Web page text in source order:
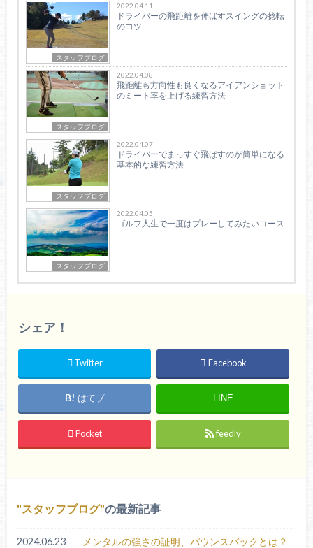
スタッフブログ
2022.04.11
ドライバーの飛距離を伸ばすスイングの捻転
のコツ
スタッフブログ
2022.04.08
飛距離も方向性も良くなるアイアンショット
のミート率を上げる練習方法
スタッフブログ
2022.04.07
ドライバーでまっすぐ飛ばすのが簡単になる
基本的な練習方法
スタッフブログ
2022.04.05
ゴルフ人生で一度はプレーしてみたいコース
シェア！
Twitter Facebook
はてブ LINE
Pocket feedly
スタッフブログ の最新記事
2024.06.23 メンタルの強さの証明、バウンスバックとは？